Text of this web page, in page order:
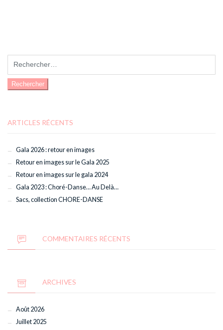
ARTICLES RÉCENTS
Gala 2026 : retour en images
Retour en images sur le Gala 2025
Retour en images sur le gala 2024
Gala 2023 : Choré-Danse… Au Delà…
Sacs, collection CHORE-DANSE
COMMENTAIRES RÉCENTS
ARCHIVES
Août 2026
Juillet 2025